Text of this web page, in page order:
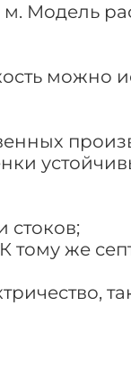
Модель
можно
стоков;
же